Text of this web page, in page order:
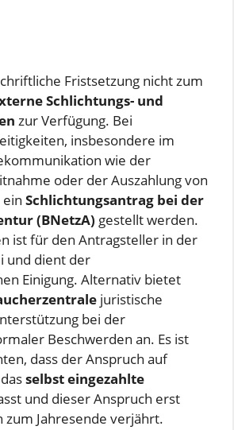
Fristsetzung nicht zum
Schlichtungs- und
zur Verfügung. Bei
insbesondere im
wie der
oder der Auszahlung von
ein Schlichtungsantrag bei der
(BNetzA) gestellt werden.
ist für den Antragsteller in der
und dient der
Einigung. Alternativ bietet
juristische
bei der
Beschwerden an. Es ist
dass der Anspruch auf
selbst eingezahlte
und dieser Anspruch erst
zum Jahresende verjährt.